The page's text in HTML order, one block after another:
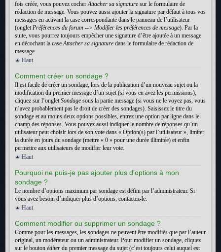
fois créée, vous pouvez cocherAttacher sa signature sur le formulaire de
rédaction de message. Vous pouvez aussi ajouter la signature par défaut à tous vos
messages en activant la case correspondante dans le panneau de l’utilisateur
(ongletPréférences du forum --> Modifier les préférences de message). Par la
suite, vous pourrez toujours empêcher une signature d’être ajoutée à un message
en décochant la caseAttacher sa signature dans le formulaire de rédaction de
message.
Haut
Comment créer un sondage ?
Il est facile de créer un sondage, lors de la publication d’un nouveau sujet ou la
modification du premier message d’un sujet (si vous en avez les permissions),
cliquez sur l’ongletSondage sous la partie message (si vous ne le voyez pas, vous
n’avez probablement pas le droit de créer des sondages). Saisissez le titre du
sondage et au moins deux options possibles, entrez une option par ligne dans le
champ des réponses. Vous pouvez aussi indiquer le nombre de réponses qu’un
utilisateur peut choisir lors de son vote dans « Option(s) par l’utilisateur », limiter
la durée en jours du sondage (mettre « 0 » pour une durée illimitée) et enfin
permettre aux utilisateurs de modifier leur vote.
Haut
Pourquoi ne puis-je pas ajouter plus d’options à mon
sondage ?
Le nombre d’options maximum par sondage est défini par l’administrateur. Si
vous avez besoin d’indiquer plus d’options, contactez-le.
Haut
Comment modifier ou supprimer un sondage ?
Comme pour les messages, les sondages ne peuvent être modifiés que par l’auteur
original, un modérateur ou un administrateur. Pour modifier un sondage, cliquez
sur le bouton éditer du premier message du sujet (c’est toujours celui auquel est